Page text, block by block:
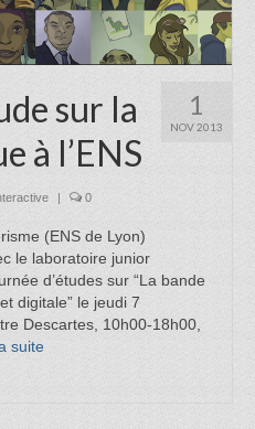
1
NOV 2013
sur la
à l’ENS
| 0
(ENS de Lyon)
le laboratoire junior
d’études sur “La bande
digitale” le jeudi 7
Descartes, 10h00-18h00,
suite­­